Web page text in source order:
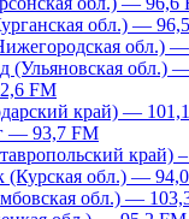
обл.) —
обл.)
(Ульяновская обл.)
FM
край) —
— 93,7 FM
край)
(Курская обл.) —
обл.) —